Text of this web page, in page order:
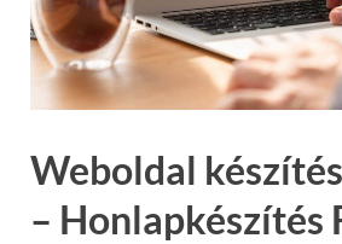
Weboldal
– Honlapkészítés